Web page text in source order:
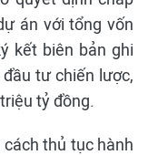
án với tổng vốn
kết biên bản ghi
tư chiến lược,
tỷ đồng.
thủ tục hành